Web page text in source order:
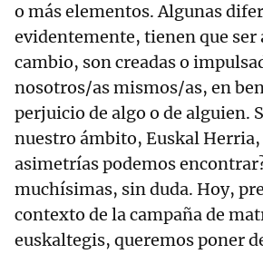
o más elementos. Algunas
evidentemente, tienen que ser
cambio, son creadas o
nosotros/as mismos/as, en
perjuicio de algo o de alguien.
nuestro ámbito, Euskal Herria,
asimetrías podemos
muchísimas, sin duda. Hoy,
contexto de la campaña de
euskaltegis, queremos poner